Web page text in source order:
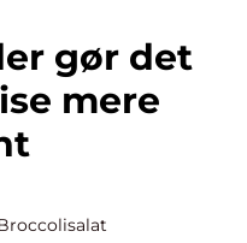
mere